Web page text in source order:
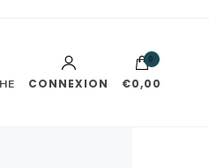
CONNEXION
0
€0,00